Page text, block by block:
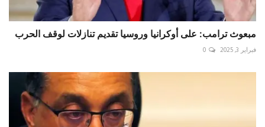
مبعوث ترامب: على أوكرانيا وروسيا تقديم تنازلات لوقف الحرب
فبراير 3, 2025 0